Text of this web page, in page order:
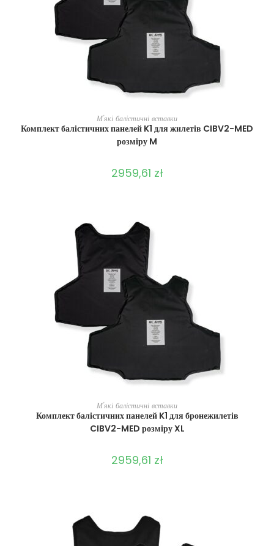
ВИБЕРІТЬ ОПЦІЇ
М'які балістичні вставки
Комплект балістичних панелей K1 для жилетів CIBV2-MED
розміру M
2959,61 zł
ВИБЕРІТЬ ОПЦІЇ
М'які балістичні вставки
Комплект балістичних панелей K1 для бронежилетів
CIBV2-MED розміру XL
2959,61 zł